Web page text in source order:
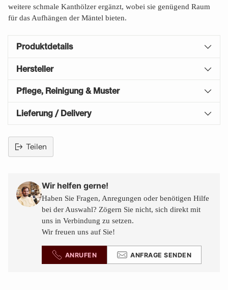
weitere schmale Kanthölzer ergänzt, wobei sie genügend Raum
für das Aufhängen der Mäntel bieten.
Produktdetails
Hersteller
Pflege, Reinigung & Muster
Lieferung / Delivery
Teilen
den
Warenkorb
legen
Wir helfen gerne!
Haben Sie Fragen, Anregungen oder benötigen Hilfe
bei der Auswahl? Zögern Sie nicht, sich direkt mit
uns in Verbindung zu setzen.
Wir freuen uns auf Sie!
ANRUFEN ANFRAGE SENDEN